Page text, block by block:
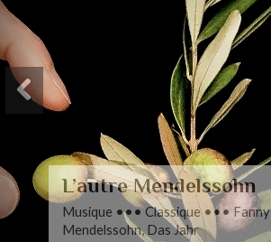
L’autre Mendelssohn
Musique ••• Classique ••• Fanny
Mendelssohn, Das Jahr